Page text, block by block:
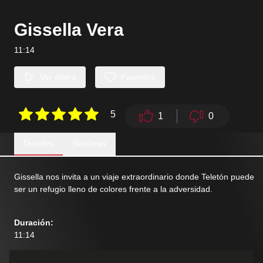
Gissella Vera
11:14
5 1 0
Gissella nos invita a un viaje extraordinario donde Teletón puede
ser un refugio lleno de colores frente a la adversidad.
Duración:
11:14